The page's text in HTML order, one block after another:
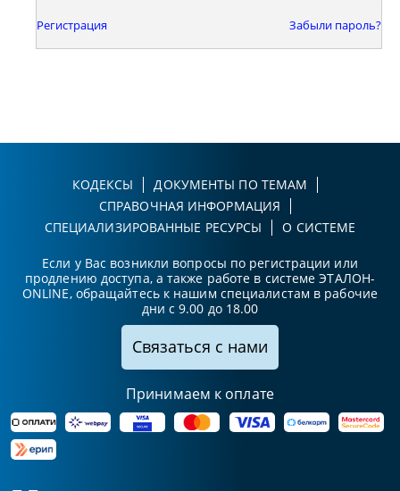
Регистрация Забыли пароль?
КОДЕКСЫ
ДОКУМЕНТЫ ПО ТЕМАМ
СПРАВОЧНАЯ ИНФОРМАЦИЯ
СПЕЦИАЛИЗИРОВАННЫЕ РЕСУРСЫ
О СИСТЕМЕ
Если у Вас возникли вопросы по регистрации или
продлению доступа, а также работе в системе ЭТАЛОН-
ONLINE, обращайтесь к нашим специалистам в рабочие
дни с 9.00 до 18.00
Связаться с нами
Принимаем к оплате